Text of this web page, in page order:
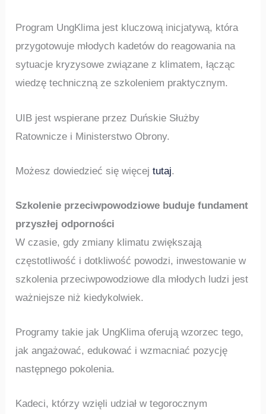
Program UngKlima jest kluczową inicjatywą, która
przygotowuje młodych kadetów do reagowania na
sytuacje kryzysowe związane z klimatem, łącząc
wiedzę techniczną ze szkoleniem praktycznym.
UIB jest wspierane przez Duńskie Służby
Ratownicze i Ministerstwo Obrony.
Możesz dowiedzieć się więcejtutaj.
Szkolenie przeciwpowodziowe buduje fundament
przyszłej odporności
W czasie, gdy zmiany klimatu zwiększają
częstotliwość i dotkliwość powodzi, inwestowanie w
szkolenia przeciwpowodziowe dla młodych ludzi jest
ważniejsze niż kiedykolwiek.
Programy takie jak UngKlima oferują wzorzec tego,
jak angażować, edukować i wzmacniać pozycję
następnego pokolenia.
Kadeci, którzy wzięli udział w tegorocznym